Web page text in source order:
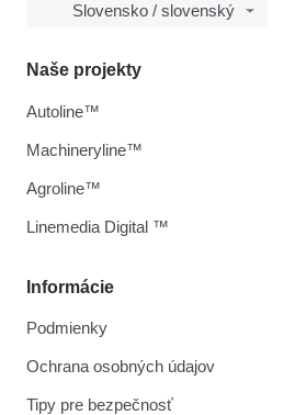
Slovensko / slovenský
Informácie
Podmienky
Ochrana osobných údajov
Tipy pre bezpečnosť
Naše projekty
Autoline™
Machineryline™
Agroline™
Linemedia Digital ™